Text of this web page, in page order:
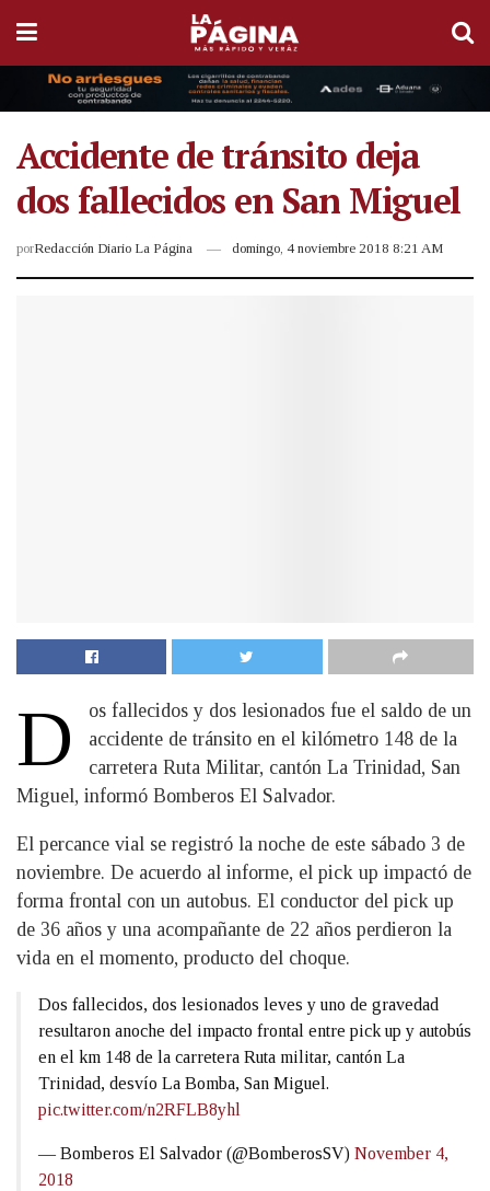
Accidente de tránsito deja
dos fallecidos en San Miguel
porRedacción Diario La Página domingo, 4 noviembre 2018 8:21 AM
D
os fallecidos y dos lesionados fue el saldo de un
accidente de tránsito en el kilómetro 148 de la
carretera Ruta Militar, cantón La Trinidad, San
Miguel, informó Bomberos El Salvador.
El percance vial se registró la noche de este sábado 3 de
noviembre. De acuerdo al informe, el pick up impactó de
forma frontal con un autobus. El conductor del pick up
de 36 años y una acompañante de 22 años perdieron la
vida en el momento, producto del choque.
Dos fallecidos, dos lesionados leves y uno de gravedad
resultaron anoche del impacto frontal entre pick up y autobús
en el km 148 de la carretera Ruta militar, cantón La
Trinidad, desvío La Bomba, San Miguel.
pic.twitter.com/n2RFLB8yhl
— Bomberos El Salvador (@BomberosSV) November 4,
2018